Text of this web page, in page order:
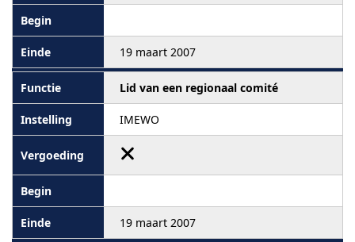
19 maart 2007
Lid van een regionaal comité
IMEWO
19 maart 2007